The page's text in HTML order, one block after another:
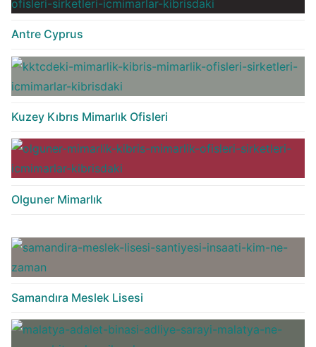
Antre Cyprus
Kuzey Kıbrıs Mimarlık Ofisleri
Olguner Mimarlık
Samandıra Meslek Lisesi